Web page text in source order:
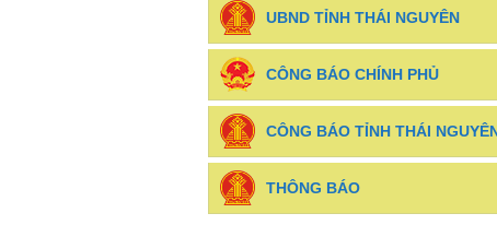
UBND TỈNH THÁI NGUYÊN
CÔNG BÁO CHÍNH PHỦ
CÔNG BÁO TỈNH THÁI
THÔNG BÁO